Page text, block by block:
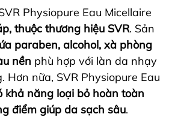
Physiopure Eau Micellaire
thuộc thương hiệu SVR. Sản
paraben, alcohol, xà phòng
nền phù hợp với làn da nhạy
Hơn nữa, SVR Physiopure Eau
khả năng loại bỏ hoàn toàn
điểm giúp da sạch sâu.